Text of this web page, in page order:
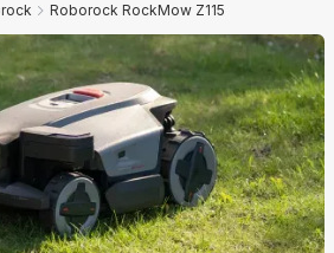
Roborock RockMow Z115